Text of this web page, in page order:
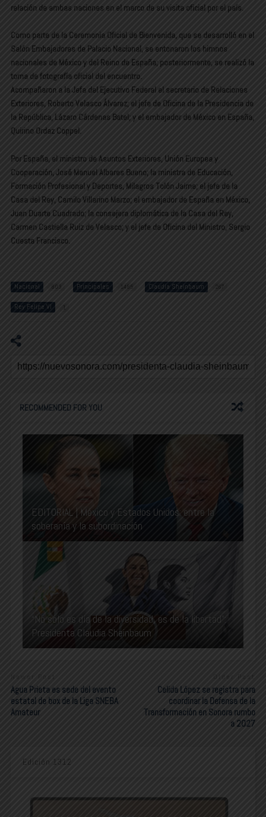
relación de ambas naciones en el marco de su visita oficial por el país.
Como parte de la Ceremonia Oficial de Bienvenida, que se desarrolló en el
Salón Embajadores de Palacio Nacional, se entonaron los himnos
nacionales de México y del Reino de España; posteriormente, se realizó la
toma de fotografía oficial del encuentro.
Acompañaron a la Jefa del Ejecutivo Federal el secretario de Relaciones
Exteriores, Roberto Velasco Álvarez; el jefe de Oficina de la Presidencia de
la República, Lázaro Cárdenas Batel; y el embajador de México en España,
Quirino Ordaz Coppel.
Por España, el ministro de Asuntos Exteriores, Unión Europea y
Cooperación, José Manuel Albares Bueno; la ministra de Educación,
Formación Profesional y Deportes, Milagros Tolón Jaime; el jefe de la
Casa del Rey, Camilo Villarino Marzo; el embajador de España en México,
Juan Duarte Cuadrado; la consejera diplomática de la Casa del Rey,
Carmen Castiella Ruiz de Velasco; y el jefe de Oficina del Ministro, Sergio
Cuesta Francisco.
Nacional 803 Principales 1485 Claudia Sheinbaum 267
Rey Felipe VI 1
RECOMMENDED FOR YOU
EDITORIAL | México y Estados Unidos: entre la
soberanía y la subordinación
“No solo es día de la diversidad, es de la libertad”:
Presidenta Claudia Sheinbaum
Newer Post
Agua Prieta es sede del evento
estatal de box de la Liga SNEBA
Amateur
Older Post
Celida López se registra para
coordinar la Defensa de la
Transformación en Sonora rumbo
a 2027
Edición 1312